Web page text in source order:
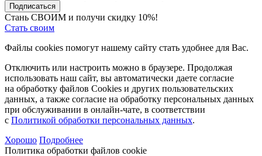
Подписаться
Стань СВОИМ и получи скидку 10%!
Стать своим
Файлы cookies помогут нашему сайту стать удобнее для Вас.
Отключить или настроить можно в браузере. Продолжая
использовать наш сайт, вы автоматически даете согласие
на обработку файлов Cookies и других пользовательских
данных, а также согласие на обработку персональных данных
при обслуживании в онлайн-чате, в соответствии
с Политикой обработки персональных данных.
Хорошо Подробнее
Политика обработки файлов cookie